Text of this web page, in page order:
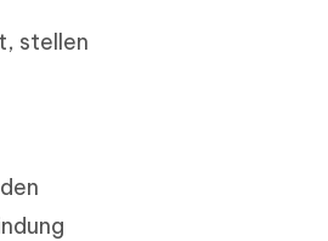
stellen